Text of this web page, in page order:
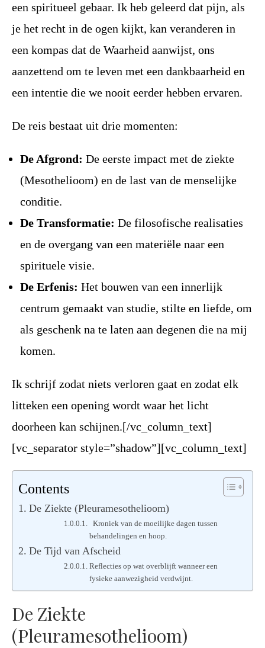
een spiritueel gebaar. Ik heb geleerd dat pijn, als
je het recht in de ogen kijkt, kan veranderen in
een kompas dat de Waarheid aanwijst, ons
aanzettend om te leven met een dankbaarheid en
een intentie die we nooit eerder hebben ervaren.
De reis bestaat uit drie momenten:
De Afgrond: De eerste impact met de ziekte
(Mesothelioom) en de last van de menselijke
conditie.
De Transformatie: De filosofische realisaties
en de overgang van een materiële naar een
spirituele visie.
De Erfenis: Het bouwen van een innerlijk
centrum gemaakt van studie, stilte en liefde, om
als geschenk na te laten aan degenen die na mij
komen.
Ik schrijf zodat niets verloren gaat en zodat elk
litteken een opening wordt waar het licht
doorheen kan schijnen.[/vc_column_text]
[vc_separator style=”shadow”][vc_column_text]
Contents
De Ziekte (Pleuramesothelioom)
Kroniek van de moeilijke dagen tussen
behandelingen en hoop.
De Tijd van Afscheid
Reflecties op wat overblijft wanneer een
fysieke aanwezigheid verdwijnt.
De Ziekte
(Pleuramesothelioom)